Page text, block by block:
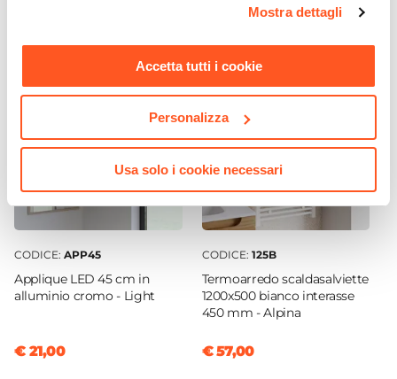
momento. Per maggiori informazioni si invita a leggere la
Mostra dettagli
Accetta tutti i cookie
Personalizza
Usa solo i cookie necessari
Monoforo
G3/8"
Per piletta Click-Clack
Flessibili Di Collegamento
Inclusi
Piletta
Non inclusa
Portata Massima L/min
8,7 L/min
Tipo Cartuccia
Caratteristiche
€ 22,00
CODICE: APP45
Applique LED 45 cm in
alluminio cromo - Light
€ 21,00
CODICE: 125B
Termoarredo scaldasalviette
1200x500 bianco interasse
450 mm - Alpina
€ 57,00